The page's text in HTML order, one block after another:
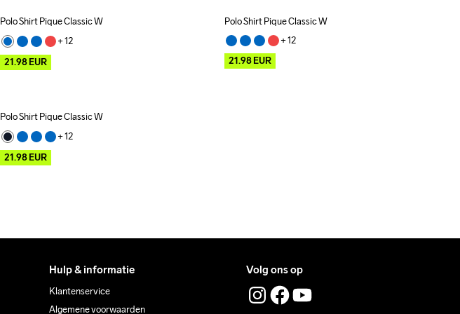
Outlet
Polo Shirt Pique Classic W
+ 12
21.98EUR
Outlet
Polo Shirt Pique Classic W
+ 12
21.98EUR
Outlet
Polo Shirt Pique Classic W
+ 12
21.98EUR
Hulp & informatie
Klantenservice
Algemene voorwaarden
Volg ons op